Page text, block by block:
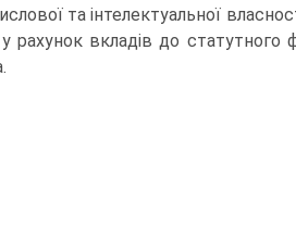
та інтелектуальної
рахунок вкладів до